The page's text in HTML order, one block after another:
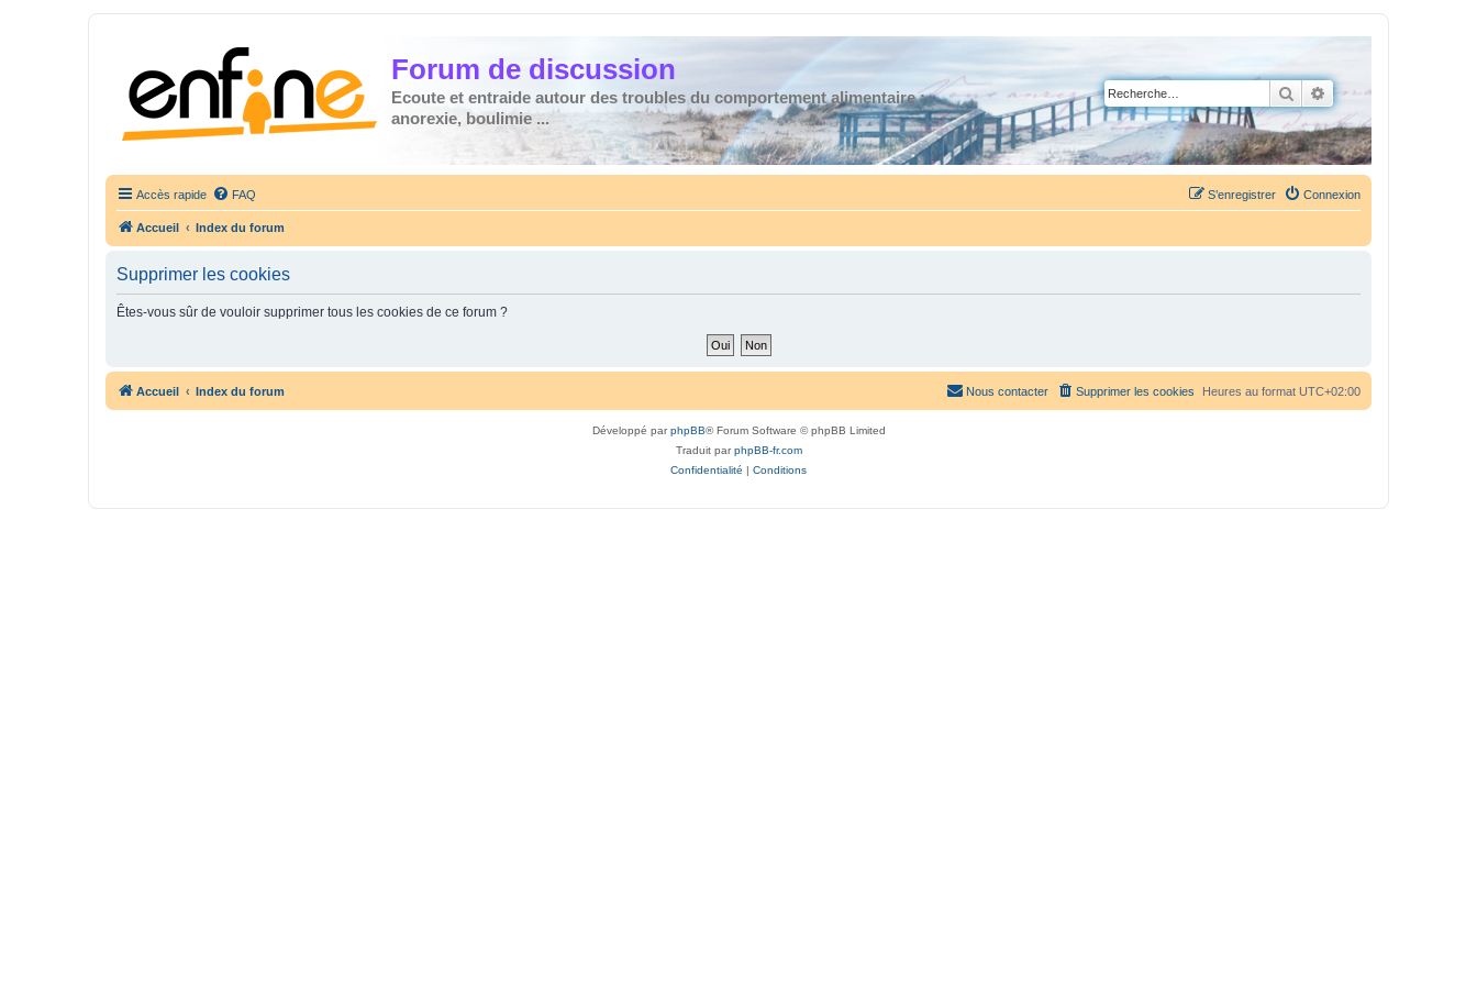
Forum de discussion
Ecoute et entraide autour des troubles du comportement alimentaire :
anorexie, boulimie ...
Rechercher
Recherche avancée
Accès rapide FAQ Connexion
S’enregistrer
Accueil Index du forum
Supprimer les cookies
Êtes-vous sûr de vouloir supprimer tous les cookies de ce forum ?
Accueil Index du forum Heures au format UTC+02:00
Supprimer les cookies
Nous contacter
Développé parphpBB® Forum Software © phpBB Limited
Traduit parphpBB-fr.com
Confidentialité | Conditions